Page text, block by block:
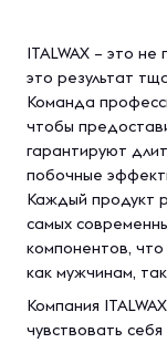
ITALWAX – это
это результат
Команда
чтобы
гарантируют
побочные
Каждый продукт
самых
компонентов,
как мужчинам,
Компания
чувствовать